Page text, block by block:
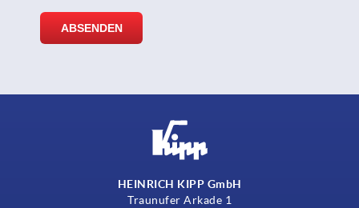
HEINRICH KIPP GmbH
Traunufer Arkade 1